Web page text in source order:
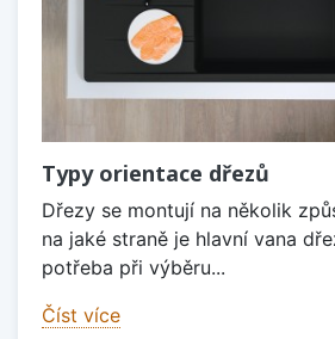
Typy orientace dřezů
Dřezy se montují na několik
na jaké straně je hlavní vana
potřeba při výběru...
Číst více